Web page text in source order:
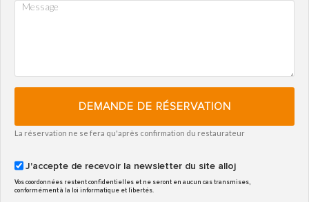
DEMANDE DE RÉSERVATION
La réservation ne se fera qu'après confirmation du restaurateur
J'accepte de recevoir la newsletter du site alloj
Vos coordonnées restent confidentielles et ne seront en aucun cas transmises,
conformément à la loi informatique et libertés.